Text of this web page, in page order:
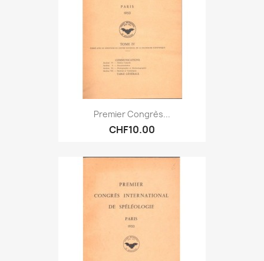
Premier Congrès...
CHF10.00